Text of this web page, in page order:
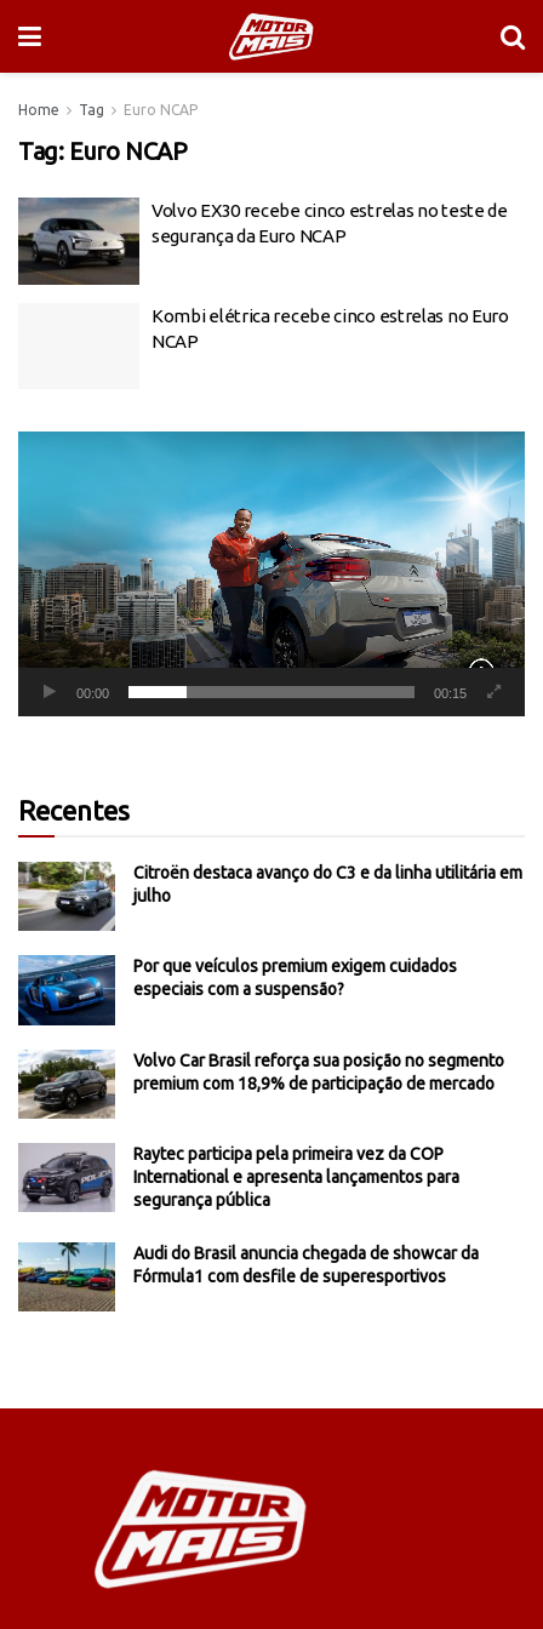
Home Tag Euro NCAP
Tag: Euro NCAP
Volvo EX30 recebe cinco estrelas no teste de
segurança da Euro NCAP
Kombi elétrica recebe cinco estrelas no Euro
NCAP
00:00 00:15
Recentes
Citroën destaca avanço do C3 e da linha utilitária em
julho
Por que veículos premium exigem cuidados
especiais com a suspensão?
Volvo Car Brasil reforça sua posição no segmento
premium com 18,9% de participação de mercado
Raytec participa pela primeira vez da COP
International e apresenta lançamentos para
segurança pública
Audi do Brasil anuncia chegada de showcar da
Fórmula1 com desfile de superesportivos